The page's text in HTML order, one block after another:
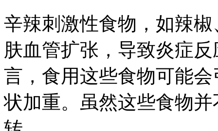
辛辣刺激性食物，如辣
肤血管扩张，导致炎症
言，食用这些食物可能
状加重。虽然这些食物